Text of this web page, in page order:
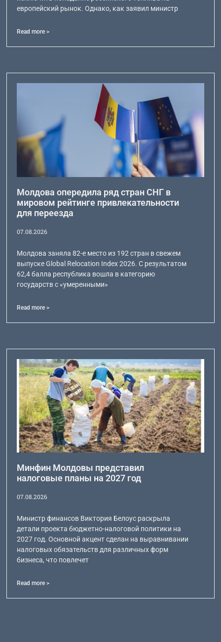
европейский рынок. Однако, как заявил министр
Read more >
Молдова опередила ряд стран СНГ в
мировом рейтинге привлекательности
для переезда
07.08.2026
Молдова заняла 82-е место из 192 стран в свежем
выпуске Global Relocation Index 2026. С результатом
62,4 балла республика вошла в категорию
государств с «умеренными»
Read more >
Минфин Молдовы представил
налоговые планы на 2027 год
07.08.2026
Министр финансов Виктория Белоус раскрыла
детали проекта бюджетно-налоговой политики на
2027 год. Основной акцент сделан на выравнивании
налоговых обязательств для различных форм
бизнеса, что повлечет
Read more >